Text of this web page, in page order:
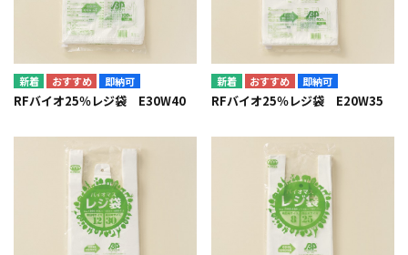
即納可
RFバイオ25％レジ袋 E30W40
即納可
RFバイオ25％レジ袋 E20W35